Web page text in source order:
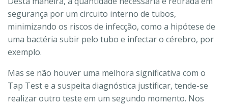
segurança por um circuito interno de tubos,
minimizando os riscos de infecção, como a hipótese de
uma bactéria subir pelo tubo e infectar o cérebro, por
exemplo.
Mas se não houver uma melhora significativa com o
Tap Test e a suspeita diagnóstica justificar, tende-se
realizar outro teste em um segundo momento. Nos